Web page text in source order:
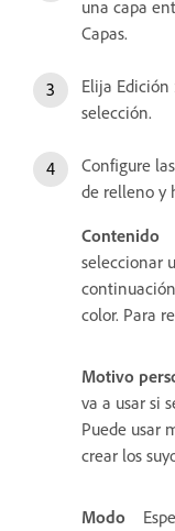
una capa
Capas.
Elija
selección.
Configure
de relleno y
Contenido
seleccionar
color. Para
Motivo
va a usar si
Puede usar
crear los
Modo